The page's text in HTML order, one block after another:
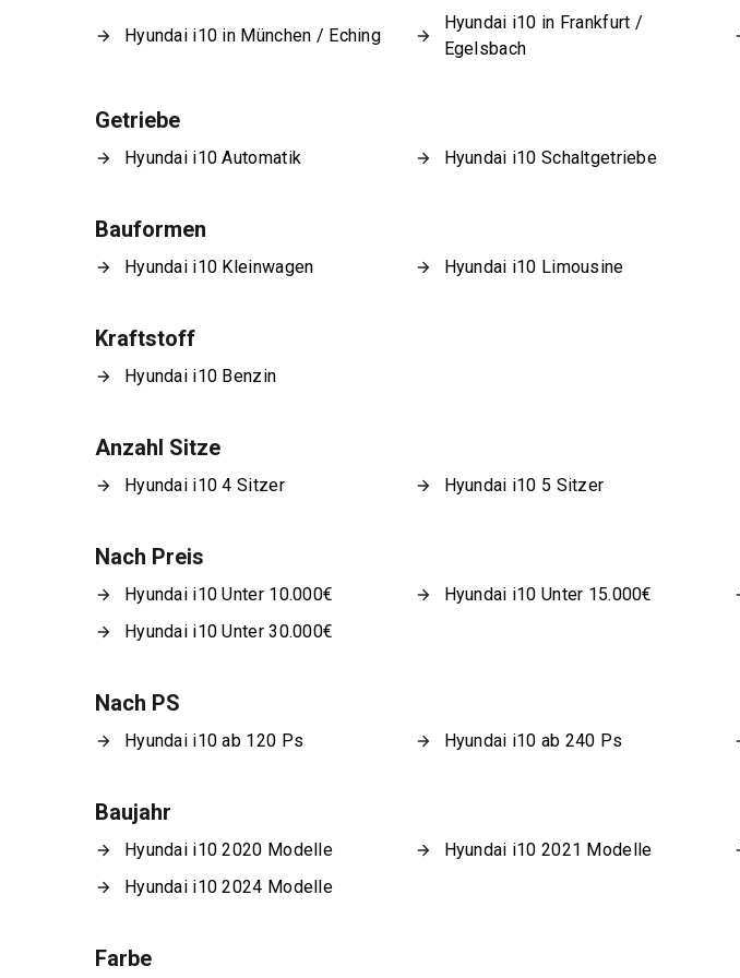
Hyundai i10 in München / Eching
Hyundai i10 in Frankfurt /
Egelsbach
Getriebe
Hyundai i10 Automatik Hyundai i10 Schaltgetriebe
Bauformen
Hyundai i10 Kleinwagen Hyundai i10 Limousine
Kraftstoff
Hyundai i10 Benzin
Anzahl Sitze
Hyundai i10 4 Sitzer Hyundai i10 5 Sitzer
Nach Preis
Hyundai i10 Unter 10.000€ Hyundai i10 Unter 15.000€
Hyundai i10 Unter 30.000€
Nach PS
Hyundai i10 ab 120 Ps Hyundai i10 ab 240 Ps
Baujahr
Hyundai i10 2020 Modelle Hyundai i10 2021 Modelle
Hyundai i10 2024 Modelle
Farbe